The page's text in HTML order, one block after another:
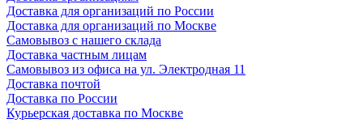
Доставка для организаций по России
Доставка для организаций по Москве
Самовывоз с нашего склада
Доставка частным лицам
Самовывоз из офиса на ул. Электродная 11
Доставка почтой
Доставка по России
Курьерская доставка по Москве